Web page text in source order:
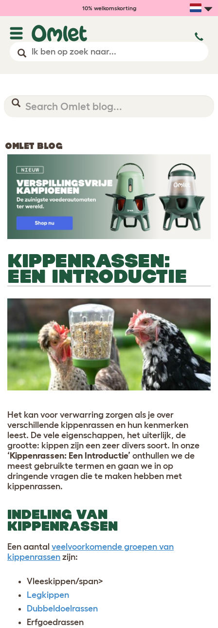
10% welkomskorting
OMLET BLOG
KIPPENRASSEN:
EEN INTRODUCTIE
Het kan voor verwarring zorgen als je over
verschillende kippenrassen en hun kenmerken
leest. De vele eigenschappen, het uiterlijk, de
grootte: kippen zijn een zeer divers soort. In onze
‘Kippenrassen: Een Introductie’ onthullen we de
meest gebruikte termen en gaan we in op
dringende vragen die te maken hebben met
kippenrassen.
INDELING VAN
KIPPENRASSEN
Een aantal veelvoorkomende groepen van
kippenrassen zijn:
Vleeskippen/span>
Legkippen
Dubbeldoelrassen
Erfgoedrassen